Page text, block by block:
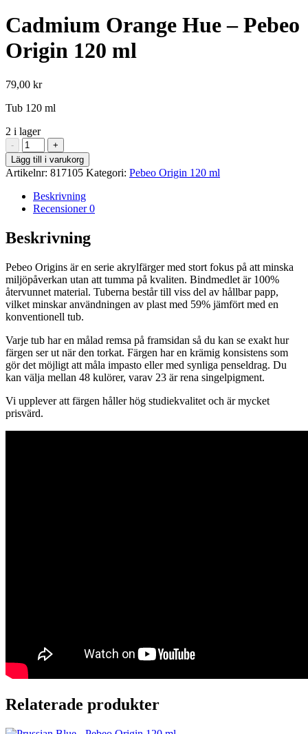
Cadmium Orange Hue – Pebeo
Origin 120 ml
79,00 kr
Tub 120 ml
2 i lager
-
Cadmium
Orange
Hue
-
Pebeo
Origin
120
ml
mängd
+
Lägg till i varukorg
Artikelnr: 817105 Kategori: Pebeo Origin 120 ml
Beskrivning
Recensioner0
Beskrivning
Pebeo Origins är en serie akrylfärger med stort fokus på att minska
miljöpåverkan utan att tumma på kvaliten. Bindmedlet är 100%
återvunnet material. Tuberna består till viss del av hållbar papp,
vilket minskar användningen av plast med 59% jämfört med en
konventionell tub.
Varje tub har en målad remsa på framsidan så du kan se exakt hur
färgen ser ut när den torkat. Färgen har en krämig konsistens som
gör det möjligt att måla impasto eller med synliga penseldrag. Du
kan välja mellan 48 kulörer, varav 23 är rena singelpigment.
Vi upplever att färgen håller hög studiekvalitet och är mycket
prisvärd.
Relaterade produkter